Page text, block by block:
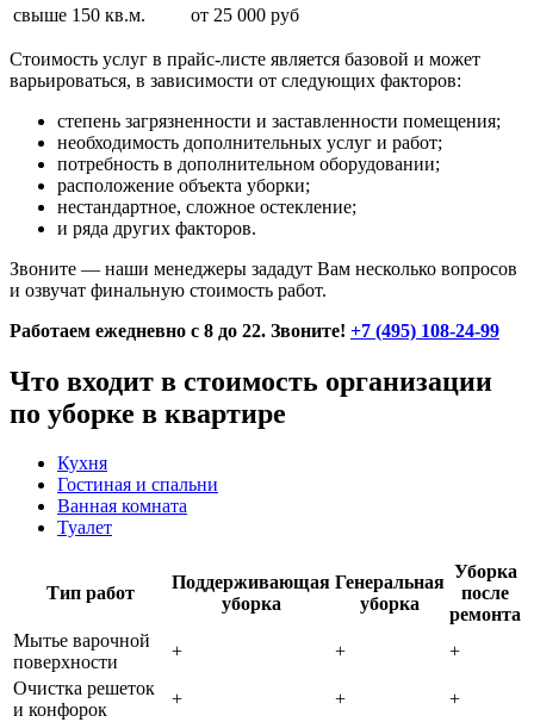
свыше 150 кв.м.
от 25 000 руб
Стоимость услуг в прайс-листе является базовой и может
варьироваться, в зависимости от следующих факторов:
степень загрязненности и заставленности помещения;
необходимость дополнительных услуг и работ;
потребность в дополнительном оборудовании;
расположение объекта уборки;
нестандартное, сложное остекление;
и ряда других факторов.
Звоните — наши менеджеры зададут Вам несколько вопросов
и озвучат финальную стоимость работ.
Работаем ежедневно с 8 до 22. Звоните! +7 (495) 108-24-99
Что входит в стоимость организации
по уборке в квартире
Кухня
Гостиная и спальни
Ванная комната
Туалет
Тип работ
Поддерживающая
уборка
Генеральная
уборка
Уборка
после
ремонта
Мытье варочной
поверхности
+ +
+
Очистка решеток
и конфорок
+ +
+